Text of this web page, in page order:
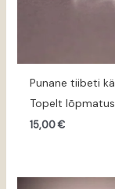
Punane tiibeti
Topelt lõpmatus
15,00€